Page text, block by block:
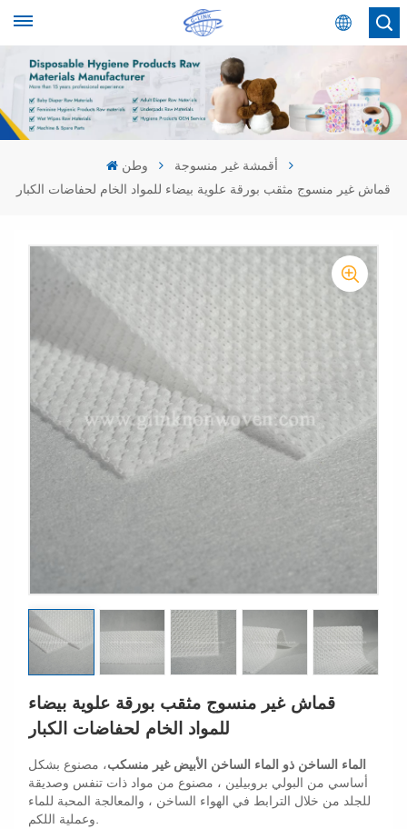
عربي
English
عربي
وطن
أقمشة غير منسوجة
قماش غير منسوج مثقب بورقة علوية بيضاء للمواد الخام لحفاضات الكبار
قماش غير منسوج مثقب بورقة علوية بيضاء
للمواد الخام لحفاضات الكبار
الماء الساخن ذو الماء الساخن الأبيض غير منسكب، مصنوع بشكل
أساسي من البولي بروبيلين ، مصنوع من مواد ذات تنفس وصديقة
للجلد من خلال الترابط في الهواء الساخن ، والمعالجة المحبة للماء
وعملية اللكم.